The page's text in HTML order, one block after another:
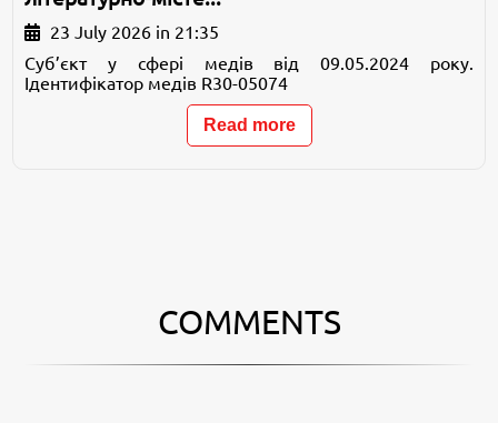
23 July 2026 in 21:35
Суб’єкт у сфері медів від 09.05.2024 року.
Ідентифікатор медів R30-05074
Read more
COMMENTS